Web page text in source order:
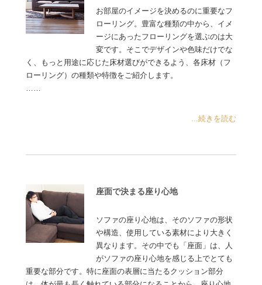
お部屋のイメージを決めるのに重要なフ
ローリング。豊富な種類の中から、イメ
ージにあったフローリングを選ぶのは大
変です。そこでデザインや色味だけでな
く、もっと用途に応じた床材選びができるよう、各床材（フ
ローリング）の種類や特徴をご紹介します。
……
...続きを読む
座面で決まる座り心地
ソファの座り心地は、そのソファの形状
や構造、使用している素材により大きく
異なります。その中でも「座面」は、人
がソファの座り心地を感じる上でとても
重要な部分です。特に座面の表層に当たるクッション部分